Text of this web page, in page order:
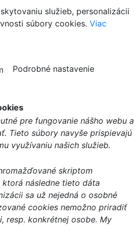
služieb, personalizácii
súbory cookies. Viac
Podrobné nastavenie
pre fungovanie nášho webu a
Tieto súbory navyše prispievajú
využívaniu našich služieb.
skriptom
následne tieto dáta
sa už nejedná o osobné
cookies nemožno priradiť
resp. konkrétnej osobe. My